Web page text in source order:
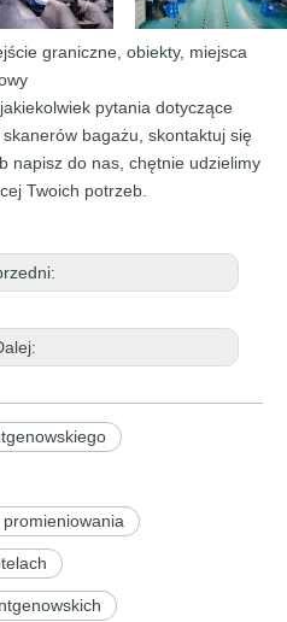
graniczne, obiekty, miejsca
pytania dotyczące
bagażu, skontaktuj się
napisz do nas, chętnie udzielimy
Twoich potrzeb.